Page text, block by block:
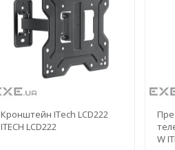
Кронштейн ITech LCD222
ITECH LCD222
W